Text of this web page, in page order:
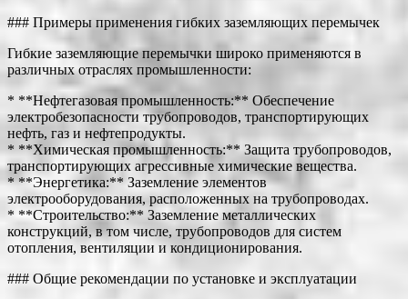
### Примеры применения гибких заземляющих перемычек
Гибкие заземляющие перемычки широко применяются в
различных отраслях промышленности:
* **Нефтегазовая промышленность:** Обеспечение
электробезопасности трубопроводов, транспортирующих
нефть, газ и нефтепродукты.
* **Химическая промышленность:** Защита трубопроводов,
транспортирующих агрессивные химические вещества.
* **Энергетика:** Заземление элементов
электрооборудования, расположенных на трубопроводах.
* **Строительство:** Заземление металлических
конструкций, в том числе, трубопроводов для систем
отопления, вентиляции и кондиционирования.
### Общие рекомендации по установке и эксплуатации